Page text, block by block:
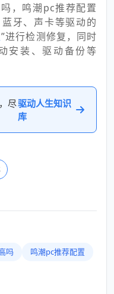
，鸣潮pc推荐配置
牙、声卡等驱动的
”进行检测修复，同时
安装、驱动备份等
尽驱动人生知识
库
吗
鸣潮pc推荐配置